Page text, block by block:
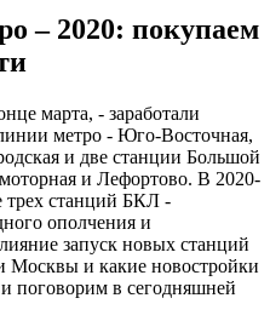
– 2020: покупаем
марта, - заработали
метро - Юго-Восточная,
и две станции Большой
и Лефортово. В 2020-
трех станций БКЛ -
ополчения и
запуск новых станций
Москвы и какие новостройки
поговорим в сегодняшней